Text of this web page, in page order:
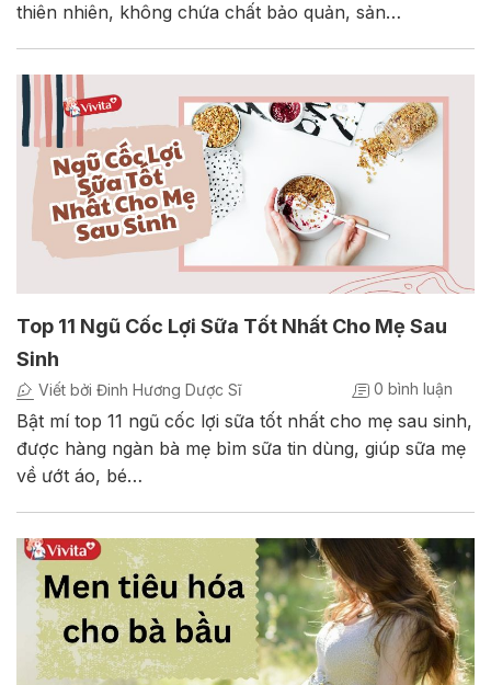
thiên nhiên, không chứa chất bảo quản, sản…
Top 11 Ngũ Cốc Lợi Sữa Tốt Nhất Cho Mẹ Sau
Sinh
Viết bởi Đinh Hương Dược Sĩ 0 bình luận
Bật mí top 11 ngũ cốc lợi sữa tốt nhất cho mẹ sau sinh,
được hàng ngàn bà mẹ bỉm sữa tin dùng, giúp sữa mẹ
về ướt áo, bé…